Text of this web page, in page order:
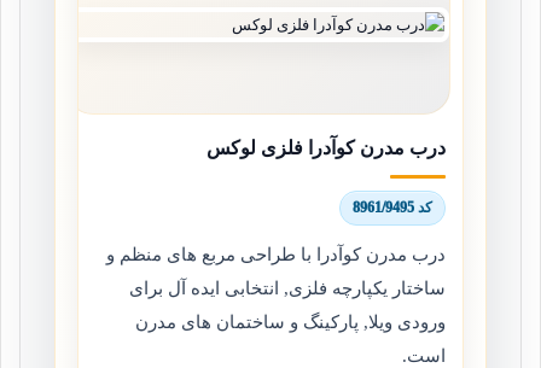
درب مدرن کوآدرا فلزی لوکس
کد 8961/9495
درب مدرن کوآدرا با طراحی مربع های منظم و
ساختار یکپارچه فلزی, انتخابی ایده آل برای
ورودی ویلا, پارکینگ و ساختمان های مدرن
است.